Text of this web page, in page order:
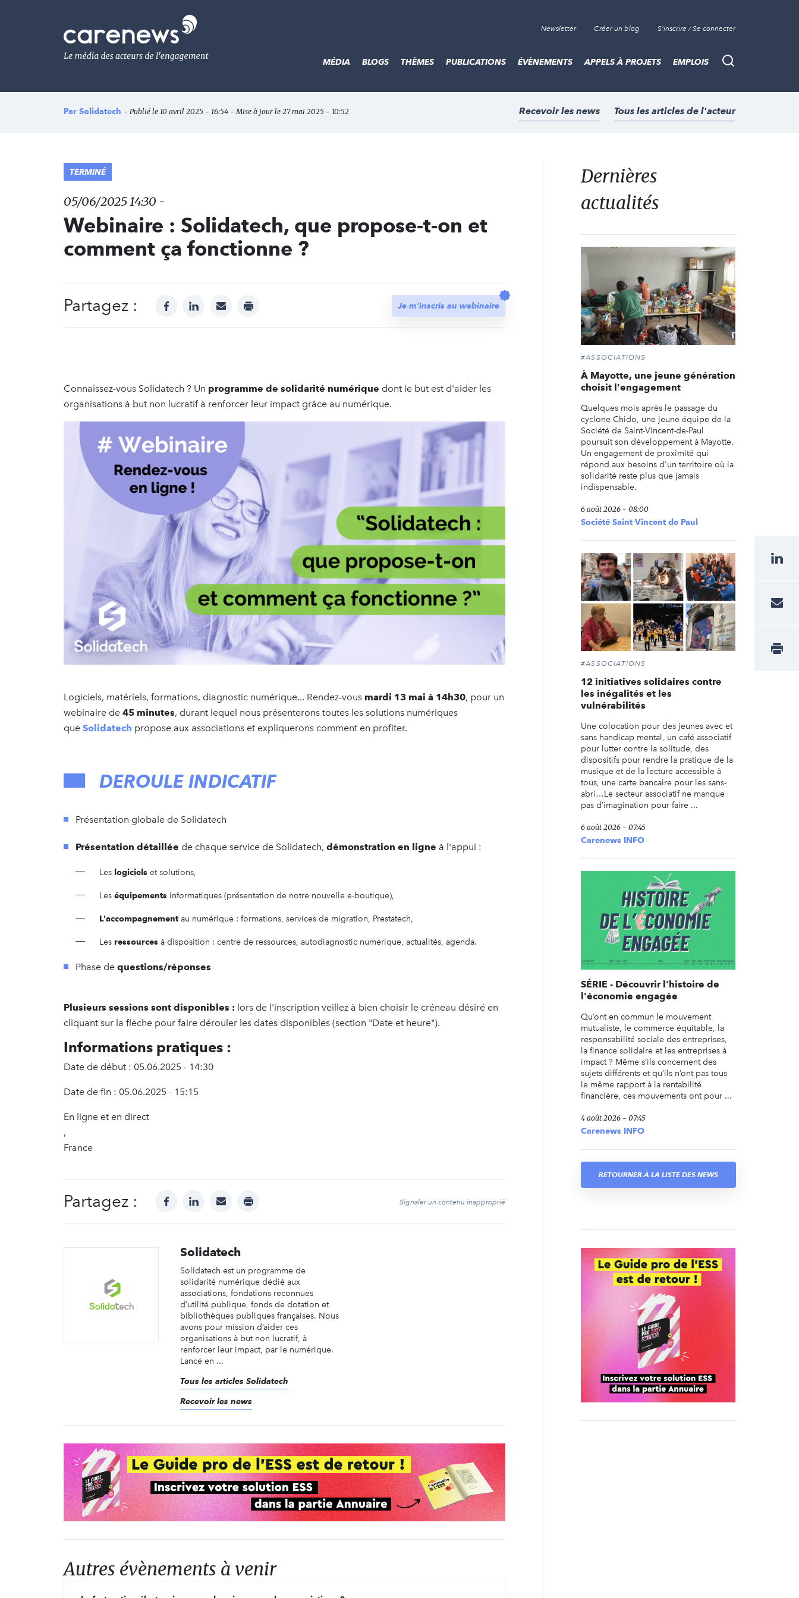
Le
média
de
l'engagement
Newsletter Créer un blog S'inscrire / Se connecter
Recherche
MÉDIA BLOGS THÈMES PUBLICATIONS ÉVÈNEMENTS APPELS À PROJETS EMPLOIS
Par Solidatech - Publié le 10 avril 2025 - 16:54 - Mise à jour le 27 mai 2025 - 10:52 Recevoir les news Tous les articles de l'acteur
TERMINÉ
05/06/2025 14:30 -
Webinaire : Solidatech, que propose-t-on et
comment ça fonctionne ?
Partagez : facebooklinkedinmail print Je m'inscris au webinaire
Connaissez-vous Solidatech ? Un programme de solidarité numérique dont le but est d'aider les
organisations à but non lucratif à renforcer leur impact grâce au numérique.
Logiciels, matériels, formations, diagnostic numérique... Rendez-vous mardi 13 mai à 14h30, pour un
webinaire de 45 minutes, durant lequel nous présenterons toutes les solutions numériques
que Solidatech propose aux associations et expliquerons comment en profiter.
DEROULE INDICATIF
Présentation globale de Solidatech
Présentation détaillée de chaque service de Solidatech, démonstration en ligne à l'appui :
Les logiciels et solutions,
Les équipements informatiques (présentation de notre nouvelle e-boutique),
L'accompagnement au numérique : formations, services de migration, Prestatech,
Les ressources à disposition : centre de ressources, autodiagnostic numérique, actualités, agenda.
Phase de questions/réponses
Plusieurs sessions sont disponibles : lors de l'inscription veillez à bien choisir le créneau désiré en
cliquant sur la flèche pour faire dérouler les dates disponibles (section "Date et heure").
Informations pratiques :
Date de début : 05.06.2025 - 14:30
Date de fin : 05.06.2025 - 15:15
En ligne et en direct
,
France
Partagez : facebooklinkedinmail print Signaler un contenu inapproprié
Solidatech
Solidatech est un programme de
solidarité numérique dédié aux
associations, fondations reconnues
d’utilité publique, fonds de dotation et
bibliothèques publiques françaises. Nous
avons pour mission d’aider ces
organisations à but non lucratif, à
renforcer leur impact, par le numérique.
Lancé en ...
Tous les articles Solidatech
Recevoir les news
Autres évènements à venir
Dernières
actualités
#ASSOCIATIONS
À Mayotte, une jeune génération
choisit l'engagement
Quelques mois après le passage du
cyclone Chido, une jeune équipe de la
Société de Saint-Vincent-de-Paul
poursuit son développement à Mayotte.
Un engagement de proximité qui
répond aux besoins d'un territoire où la
solidarité reste plus que jamais
indispensable.
6 août 2026 - 08:00
Société Saint Vincent de Paul
#ASSOCIATIONS
12 initiatives solidaires contre
les inégalités et les
vulnérabilités
Une colocation pour des jeunes avec et
sans handicap mental, un café associatif
pour lutter contre la solitude, des
dispositifs pour rendre la pratique de la
musique et de la lecture accessible à
tous, une carte bancaire pour les sans-
abri…Le secteur associatif ne manque
pas d’imagination pour faire ...
6 août 2026 - 07:45
Carenews INFO
SÉRIE - Découvrir l'histoire de
l'économie engagée
Qu’ont en commun le mouvement
mutualiste, le commerce équitable, la
responsabilité sociale des entreprises,
la finance solidaire et les entreprises à
impact ? Même s’ils concernent des
sujets différents et qu’ils n’ont pas tous
le même rapport à la rentabilité
financière, ces mouvements ont pour ...
4 août 2026 - 07:45
Carenews INFO
RETOURNER À LA LISTE DES NEWS